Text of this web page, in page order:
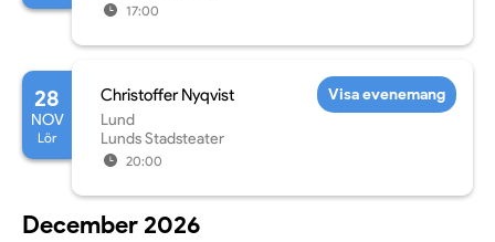
17:00
28
NOV
Lör
Christoffer Nyqvist
Lund
Lunds Stadsteater
20:00
Visa evenemang
December 2026